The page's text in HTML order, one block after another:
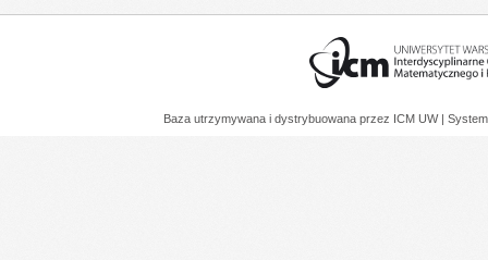
Baza utrzymywana i dystrybuowana przez ICM UW |